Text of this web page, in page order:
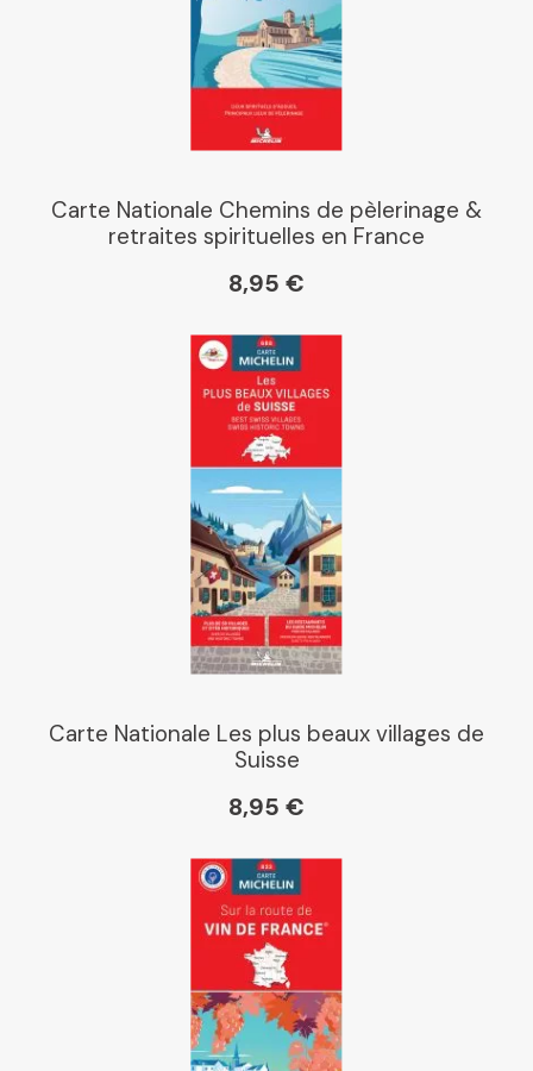
E Leclerc
Cartovia
Carte Nationale Chemins de pèlerinage &
retraites spirituelles en France
8,95 €
Carte Nationale Les plus beaux villages de
Suisse
8,95 €